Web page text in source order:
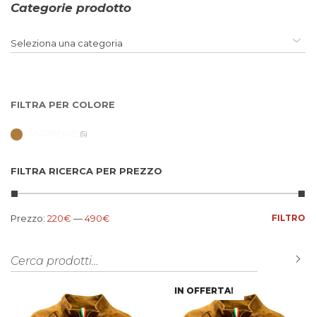
Categorie prodotto
Seleziona una categoria
FILTRA PER COLORE
(5)
FILTRA RICERCA PER PREZZO
Prezzo Min
Prezzo Max FILTRO
Prezzo: 220€ —490€
Cerca:
IN OFFERTA!